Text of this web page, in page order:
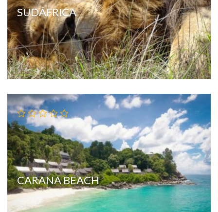
SUDÁFRICA
CARANA BEACH